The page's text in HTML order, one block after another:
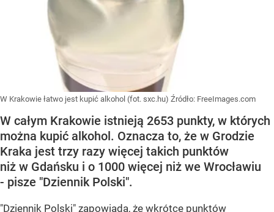
W Krakowie łatwo jest kupić alkohol (fot. sxc.hu) Źródło: FreeImages.com
W całym Krakowie istnieją 2653 punkty, w których
można kupić alkohol. Oznacza to, że w Grodzie
Kraka jest trzy razy więcej takich punktów
niż w Gdańsku i o 1000 więcej niż we Wrocławiu
- pisze "Dziennik Polski".
"Dziennik Polski" zapowiada, że wkrótce punktów